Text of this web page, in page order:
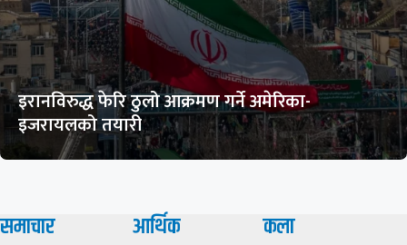
इरानविरुद्ध फेरि ठुलो आक्रमण गर्ने अमेरिका-
इजरायलको तयारी
समाचार आर्थिक कला